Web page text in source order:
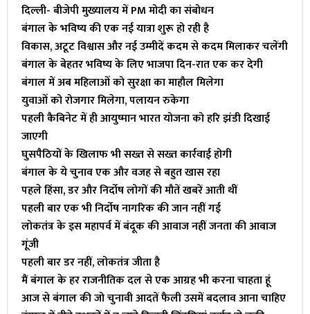
दिल्ली- बीजेपी मुख्यालय में PM मोदी का संबोधन
बंगाल के भविष्य की एक नई यात्रा शुरू हो रही है
विकास, अटूट विश्वास और नई उम्मीदें कदम से कदम मिलाकर चलेंगी
बंगाल के बेहतर भविष्य के लिए भाजपा दिन-रात एक कर देगी
बंगाल में अब महिलाओं को सुरक्षा का माहौल मिलेगा
युवाओं को रोजगार मिलेगा, पलायन रुकेगा
पहली कैबिनेट में ही आयुष्मान भारत योजना को हरि झंडी दिखाई
जाएगी
घुसपैठियों के खिलाफ भी सख्त से सख्त कार्रवाई होगी
बंगाल के ये चुनाव एक और वजह से बहुत खास रहा
पहले हिंसा, डर और निर्दोष लोगों की मौतें खबरें आती थीं
पहली बार एक भी निर्दोष नागरिक की जान नहीं गई
लोकतंत्र के इस महापर्व में बंदूक की आवाज नहीं जनता की आवाज
गूंजी
पहली बार डर नहीं, लोकतंत्र जीता है
मैं बंगाल के हर राजनीतिक दल से एक आग्रह भी करना चाहता हूं
आज से बंगाल की जो चुनावी आदतें फैली उसमें बदलाव आना चाहिए